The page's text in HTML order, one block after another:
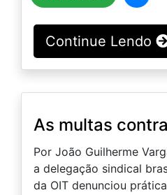
Continue Lendo
As multas
Por João Guilherme
a delegação sindical
da OIT denunciou